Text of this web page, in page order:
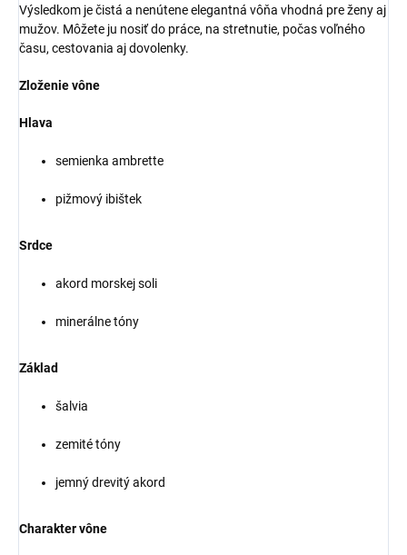
Výsledkom je čistá a nenútene elegantná vôňa vhodná pre ženy aj
mužov. Môžete ju nosiť do práce, na stretnutie, počas voľného
času, cestovania aj dovolenky.
Zloženie vône
Hlava
semienka ambrette
pižmový ibištek
Srdce
akord morskej soli
minerálne tóny
Základ
šalvia
zemité tóny
jemný drevitý akord
Charakter vône